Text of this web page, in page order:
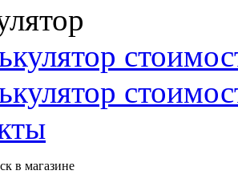
в магазине